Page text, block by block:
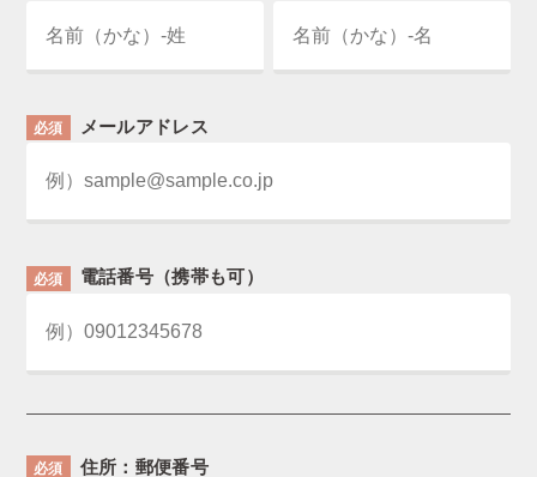
必須 メールアドレス
必須 電話番号（携帯も可）
必須 住所：郵便番号